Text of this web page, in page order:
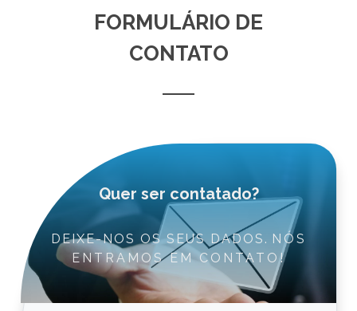
FORMULÁRIO DE
CONTATO
Quer ser contatado?
DEIXE-NOS OS SEUS DADOS. NÓS
ENTRAMOS EM CONTATO!